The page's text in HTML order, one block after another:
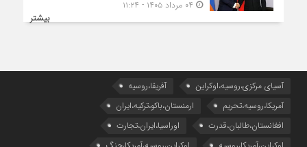
بیشتر
آسیای مرکزی،روسیه،اوکراین
آفریقا،روسیه
آمریکا،روسیه،تحریم
ارمنستان،باکو،ترکیه،ایران
افغانستان،طالبان،قدرت
اوراسیا،ایران،تجارت